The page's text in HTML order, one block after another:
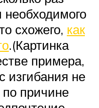
необходимого
схожего, как
.(Картинка
примера,
изгибания не
причине